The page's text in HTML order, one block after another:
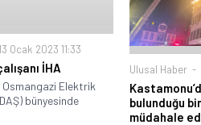
Ocak 2023 11:33
İHA
Osmangazi Elektrik
bünyesinde
Ulusal Haber
bulunduğu
müdahale